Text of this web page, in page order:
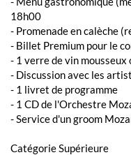
18h00
- Promenade en calèche
- Billet Premium pour le
- 1 verre de vin
- Discussion avec les
- 1 livret de programme
- 1 CD de l'Orchestre
- Service d'un groom
Catégorie Supérieure